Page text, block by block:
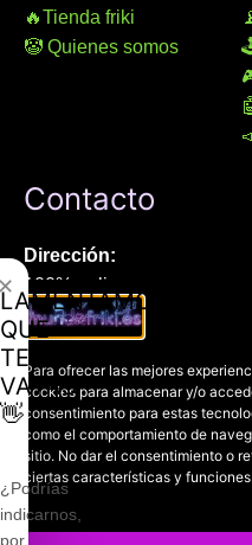
Para ofrecer las mejores
cookies para almacenar y/o
consentimiento para estas
como el comportamiento de
sitio. No dar el consentimiento o
ciertas características y
🔥Tienda friki
🤡 Quienes somos
Contacto
Dirección:
100% online
Manresa (08241), Barcelona
Chat Whatsapp (solo
+34 689 800 662
Correo:
contacto@mundofriki.es
LAMENTAMOS
QUE
TE
VAYAS
👋
¿Podrías
indicarnos,
por